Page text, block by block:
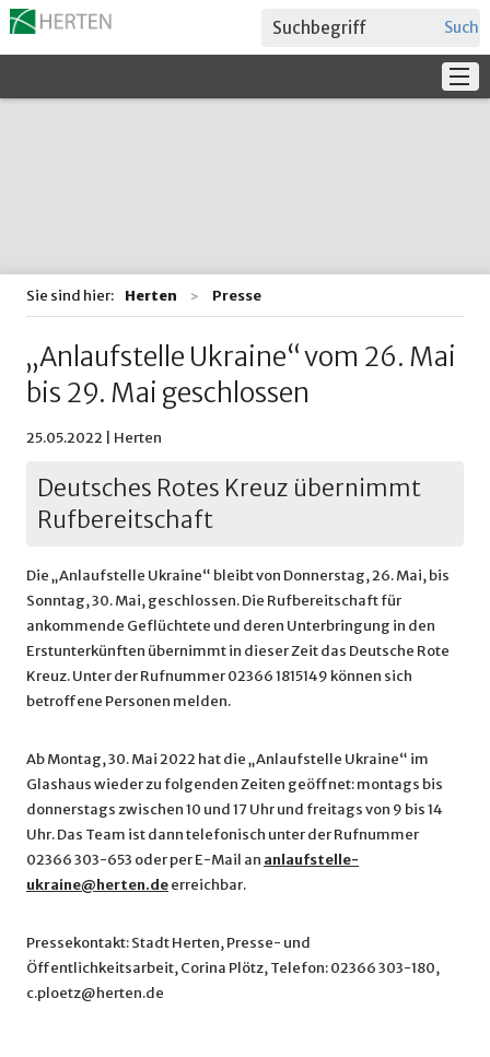
Sie sind hier: Herten Presse
„Anlaufstelle Ukraine“ vom 26. Mai
bis 29. Mai geschlossen
25.05.2022 | Herten
Deutsches Rotes Kreuz übernimmt
Rufbereitschaft
Die „Anlaufstelle Ukraine“ bleibt von Donnerstag, 26. Mai, bis
Sonntag, 30. Mai, geschlossen. Die Rufbereitschaft für
ankommende Geflüchtete und deren Unterbringung in den
Erstunterkünften übernimmt in dieser Zeit das Deutsche Rote
Kreuz. Unter der Rufnummer 02366 1815149 können sich
betroffene Personen melden.
Ab Montag, 30. Mai 2022 hat die „Anlaufstelle Ukraine“ im
Glashaus wieder zu folgenden Zeiten geöffnet: montags bis
donnerstags zwischen 10 und 17 Uhr und freitags von 9 bis 14
Uhr. Das Team ist dann telefonisch unter der Rufnummer
02366 303-653 oder per E-Mail an anlaufstelle-
ukraine@herten.deerreichbar.
Pressekontakt: Stadt Herten, Presse- und
Öffentlichkeitsarbeit, Corina Plötz, Telefon: 02366 303-180,
c.ploetz@herten.de